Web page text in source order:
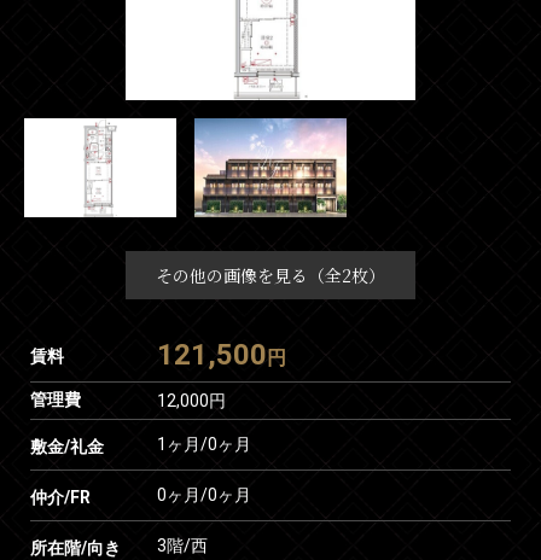
その他の画像を見る（全2枚）
賃料 121,500 円
管理費 12,000円
敷金/礼金 1ヶ月/0ヶ月
仲介/FR 0ヶ月/0ヶ月
所在階/向き 3階/西